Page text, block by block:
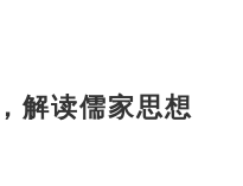
解读儒家思想